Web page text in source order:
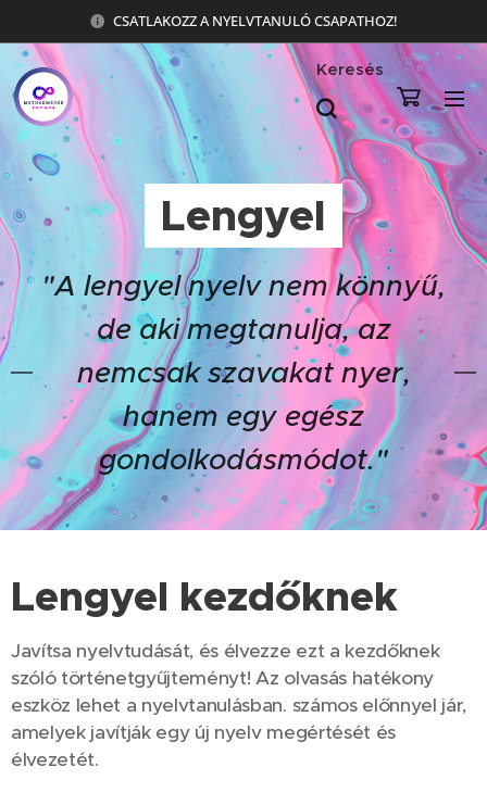
CSATLAKOZZ A NYELVTANULÓ CSAPATHOZ!
Keresés
Lengyel
"A lengyel nyelv nem könnyű,
de aki megtanulja, az
nemcsak szavakat nyer,
hanem egy egész
gondolkodásmódot."
Lengyel kezdőknek
Javítsa nyelvtudását, és élvezze ezt a kezdőknek
szóló történetgyűjteményt! Az olvasás hatékony
eszköz lehet a nyelvtanulásban. számos előnnyel jár,
amelyek javítják egy új nyelv megértését és
élvezetét.